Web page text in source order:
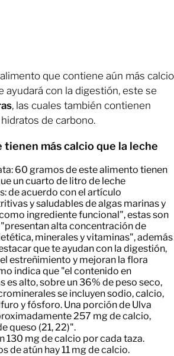
que contiene aún más calcio
ayudará con la digestión, este se
, las cuales también contienen
de carbono.
tienen más calcio que la leche
60 gramos de este alimento tienen
un cuarto de litro de leche
de acuerdo con el artículo
y saludables de algas marinas y
ingrediente funcional", estas son
alta concentración de
minerales y vitaminas", además
que te ayudan con la digestión,
estreñimiento y mejoran la flora
indica que "el contenido en
es alto, sobre un 36% de peso seco,
se incluyen sodio, calcio,
y fósforo. Una porción de Ulva
257 mg de calcio,
queso (21, 22)".
130 mg de calcio por cada taza.
de atún hay 11 mg de calcio.